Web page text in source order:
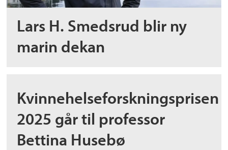
Lars H. Smedsrud blir ny
marin dekan
Kvinnehelseforskningsprisen
2025 går til professor
Bettina Husebø